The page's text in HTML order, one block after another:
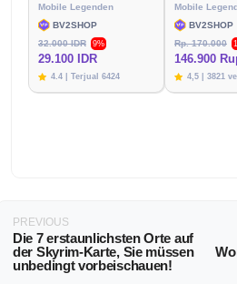
Mobile Legenden
BV2SHOP
32.000 IDR
9%
29.100 IDR
4.4 | Terjual 6424
Mobile
BV2SHOP
Rp. 170.000
146.900
4,5 | 3821
PREVIOUS
Die 7 erstaunlichsten Orte auf
der Skyrim-Karte, Sie müssen
unbedingt vorbeischauen!